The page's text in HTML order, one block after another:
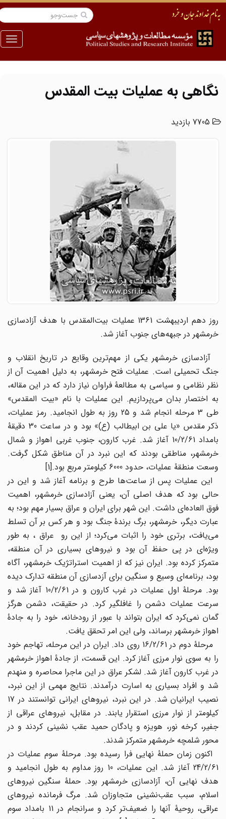
منو
نگاهی به عملیات بیت المقدس
7705 بازدید
روز دهم اردیبهشت 1361 عملیات بیت‌المقدس با هدف آزادسازی
خرمشهر در جبهه‌های جنوب آغاز شد.
آزادسازی خرمشهر یکی از مهم‌ترین وقایع در تاریخ انقلاب و
جنگ تحمیلی است. عملیات فتح خرمشهر، به دلیل اهمیت آن از
نظر نظامی و سیاسی به مطالعۀ فراوان نیاز دارد که در این مقاله،
به اختصار بدان می‌پردازیم. این عملیات با نام «بیت المقدس»
طی 3 مرحله انجام شد و 25 روز به طول انجامید. رمز عملیات،
ذکر مقدس «یا علی بن ابیطالب (ع)» بود و در ساعت 30 دقیقۀ
بامداد 10/2/61 آغاز شد. غرب کارون، جنوب غربی اهواز و شمال
خرمشهر، مناطقی بودند که این نبرد در آن مناطق شکل گرفت.
وسعت منطقۀ عملیات، حدود 6000 کیلومتر مربع بود.[1]
این عملیات پس از ساعت‌ها طرح و برنامه آغاز شد و این در
حالی بود که هدف اصلی آن، یعنی آزادسازی خرمشهر، اهمیت
فوق العاده‌ای داشت. این شهر برای ایران و عراق بسیار مهم بود؛ به
عبارت دیگر، خرمشهر، برگ برندۀ جنگ بود و هر کس بر آن تسلط
می‌یافت، برتری خود را اثبات می‌کرد؛ از این رو عراق ، به طور
ویژه‌ای در پی حفظ آن بود و نیروهای بسیاری در آن منطقه،
متمرکز کرده بود. ایران نیز که از اهمیت استراتژیک خرمشهر، آگاه
بود، برنامه‌ای وسیع و سنگین برای آزدسازی آن منطقه تدارک دیده
بود. مرحلۀ اول عملیات در غرب کارون و در 10/2/61 آغاز شد و
سرعت عملیات دشمن را غافلگیر کرد. در حقیقت، دشمن هرگز
گمان نمی‌کرد که ایران بتواند با عبور از رودخانه، خود را به جادۀ
اهواز خرمشهر برساند، ولی این امر تحقق یافت.
مرحلۀ دوم در 16/2/61 روی داد. ایران در این مرحله، تهاجم خود
را به سوی نوار مرزی آغاز کرد. این قسمت، از جادۀ اهواز خرمشهر
در غرب کارون آغاز شد. لشکر عراق در این ماجرا محاصره و منهدم
شد و افراد بسیاری به اسارت درآمدند. نتایج مهمی از این نبرد،
نصیب ایرانیان شد. در این نبرد، نیروهای ایرانی توانستند در 17
کیلومتر از نوار مرزی استقرار یابند. در مقابل، نیروهای عراقی از
جفیر، کرخه نور، هویزه و پادگان حمید عقب نشینی کردند و در
محور شلمچه خرمشهر متمرکز شدند.
اکنون زمان حملۀ‌ نهایی فرا رسیده بود. مرحلۀ سوم عملیات در
24/2/61 آغاز شد. این عملیات، 10 روز مداوم به طول انجامید و
هدف نهایی آن، آزادسازی خرمشهر بود. حملۀ‌ سنگین نیروهای
اسلام، سبب عقب‌نشینی متجاوزان شد. مرگ فرمانده نیروهای
عراقی، روحیۀ آنها را ضعیف‌تر کرد و سرانجام در 11 بامداد سوم